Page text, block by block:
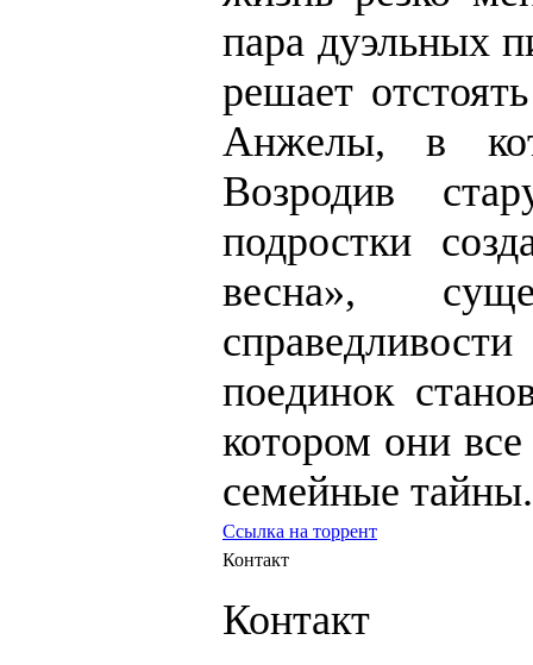
пара дуэльных
решает
Анжелы, в
Возродив
подростки
весна»,
поединок
котором они
семейные тайны.
Ссылка на торрент
Контакт
Контакт